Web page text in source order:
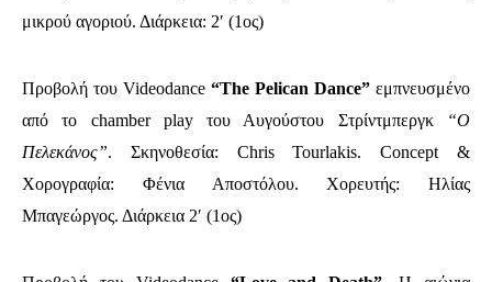
μικρού αγοριού. Διάρκεια: 2′ (1ος)
Προβολή του Videodance “The Pelican Dance” εμπνευσμένο
από το chamber play του Αυγούστου Στρίντμπεργκ
“Ο
Πελεκάνος”. Σκηνοθεσία: Chris Tourlakis. Concept &
Χορογραφία: Φένια Αποστόλου. Χορευτής: Ηλίας
Μπαγεώργος. Διάρκεια 2′ (1ος)